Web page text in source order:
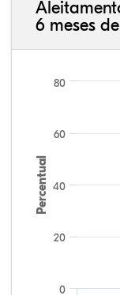
6 meses
Percentual
0
20
40
60
80